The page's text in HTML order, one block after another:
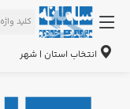
کلید واژه
انتخاب استان | شهر